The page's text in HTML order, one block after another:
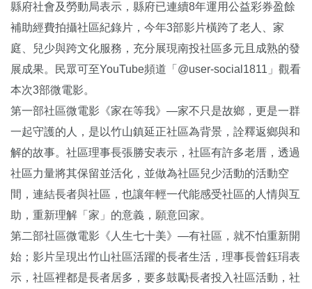
縣府社會及勞動局表示，縣府已連續8年運用公益彩券盈餘
補助經費拍攝社區紀錄片，今年3部影片橫跨了老人、家
庭、兒少與跨文化服務，充分展現南投社區多元且成熟的發
展成果。民眾可至YouTube頻道「@user-social1811」觀看
本次3部微電影。
第一部社區微電影《家在等我》—家不只是故鄉，更是一群
一起守護的人，是以竹山鎮延正社區為背景，詮釋返鄉與和
解的故事。社區理事長張勝安表示，社區有許多老厝，透過
社區力量將其保留並活化，並做為社區兒少活動的活動空
間，連結長者與社區，也讓年輕一代能感受社區的人情與互
助，重新理解「家」的意義，願意回家。
第二部社區微電影《人生七十美》—有社區，就不怕重新開
始；影片呈現出竹山社區活躍的長者生活，理事長曾鈺琄表
示，社區裡都是長者居多，要多鼓勵長者投入社區活動，社